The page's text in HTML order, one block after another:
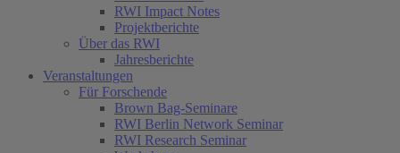
RWI Impact Notes
Projektberichte
Über das RWI
Jahresberichte
Veranstaltungen
Für Forschende
Brown Bag-Seminare
RWI Berlin Network Seminar
RWI Research Seminar